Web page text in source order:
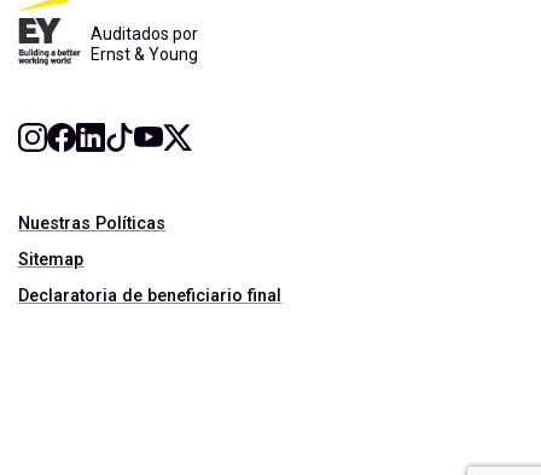
Auditados por
Ernst & Young
Nuestras Políticas
Sitemap
Declaratoria de beneficiario final